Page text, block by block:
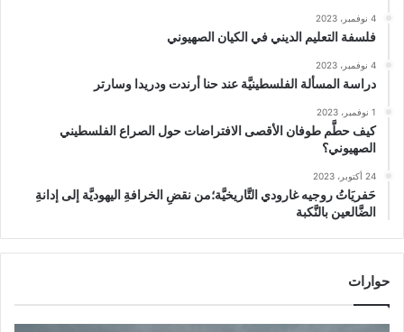
4 نوفمبر، 2023
فلسفة التعليم الديني في الكيان الصهيوني
4 نوفمبر، 2023
دراسة المسألة الفلسطينيَّة عند حنا أرندت ودريدا وسارتر
1 نوفمبر، 2023
كيف حطَّم طوفان الأقصى الافتراضات حول الصراع الفلسطيني
الصهيوني؟
24 أكتوبر، 2023
حَفريَاتُ روجيه غارودي التَّاريخيَّة؛من نقضِ الخرافةِ اليهوديَّة إلى إدانةِ
الضَّالعين بالنَّكبة
حوارات